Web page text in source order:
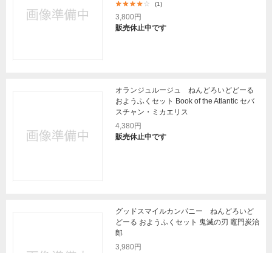
(1)
3,800円
販売休止中です
オランジュルージュ ねんどろいどどーる
おようふくセット Book of the Atlantic セバ
スチャン・ミカエリス
4,380円
販売休止中です
グッドスマイルカンパニー ねんどろいど
どーる おようふくセット 鬼滅の刃 竈門炭治
郎
3,980円